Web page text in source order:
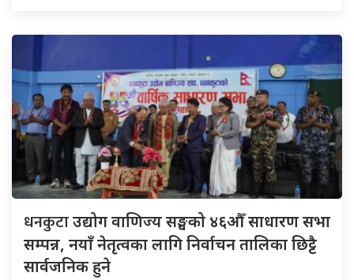
धनकुटाउद्योग वाणिज्य सङ्घको ४६औँ साधारण सभा
सम्पन्न, नयाँ नेतृत्वका लागि निर्वाचन तालिका छिट्टै
सार्वजनिक हुने